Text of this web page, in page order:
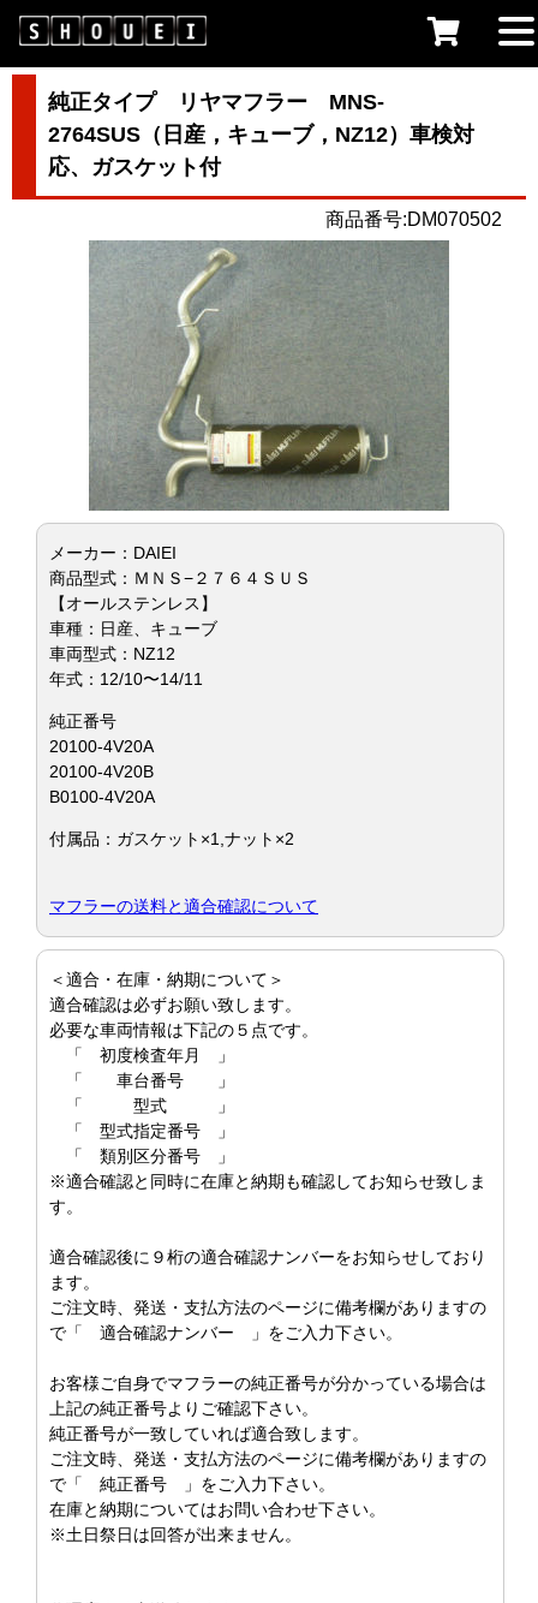
純正タイプ リヤマフラー MNS-
2764SUS（日産，キューブ，NZ12）車検対
応、ガスケット付
商品番号:DM070502
メーカー：DAIEI
商品型式：ＭＮＳ−２７６４ＳＵＳ
【オールステンレス】
車種：日産、キューブ
車両型式：NZ12
年式：12/10〜14/11
純正番号
20100-4V20A
20100-4V20B
B0100-4V20A
付属品：ガスケット×1,ナット×2
マフラーの送料と適合確認について
＜適合・在庫・納期について＞
適合確認は必ずお願い致します。
必要な車両情報は下記の５点です。
「 初度検査年月 」
「 車台番号 」
「 型式 」
「 型式指定番号 」
「 類別区分番号 」
※適合確認と同時に在庫と納期も確認してお知らせ致しま
す。
適合確認後に９桁の適合確認ナンバーをお知らせしており
ます。
ご注文時、発送・支払方法のページに備考欄がありますの
で「 適合確認ナンバー 」をご入力下さい。
お客様ご自身でマフラーの純正番号が分かっている場合は
上記の純正番号よりご確認下さい。
純正番号が一致していれば適合致します。
ご注文時、発送・支払方法のページに備考欄がありますの
で「 純正番号 」をご入力下さい。
在庫と納期についてはお問い合わせ下さい。
※土日祭日は回答が出来ません。